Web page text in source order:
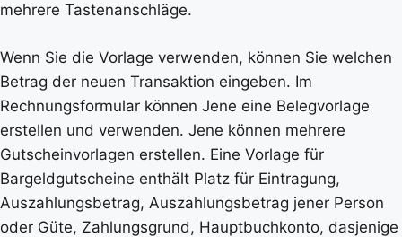
mehrere Tastenanschläge.
Wenn Sie die Vorlage verwenden, können Sie welchen
Betrag der neuen Transaktion eingeben. Im
Rechnungsformular können Jene eine Belegvorlage
erstellen und verwenden. Jene können mehrere
Gutscheinvorlagen erstellen. Eine Vorlage für
Bargeldgutscheine enthält Platz für Eintragung,
Auszahlungsbetrag, Auszahlungsbetrag jener Person
oder Güte, Zahlungsgrund, Hauptbuchkonto, dasjenige